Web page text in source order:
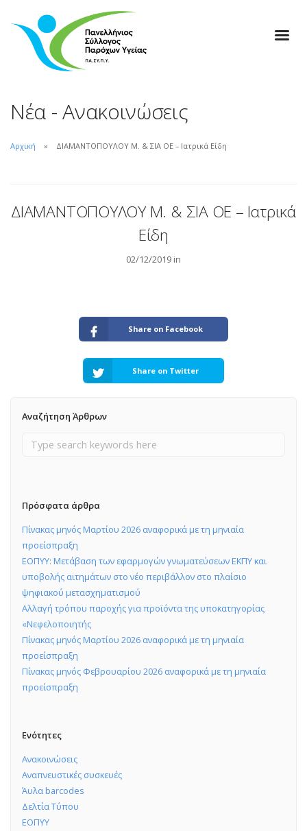
Νέα - Ανακοινώσεις
Αρχική ΔΙΑΜΑΝΤΟΠΟΥΛΟΥ Μ. & ΣΙΑ ΟΕ – Ιατρικά Είδη
ΔΙΑΜΑΝΤΟΠΟΥΛΟΥ Μ. & ΣΙΑ ΟΕ – Ιατρικά
Είδη
02/12/2019 in
Share on Facebook
Share on Twitter
Αναζήτηση Άρθρων
Πρόσφατα άρθρα
Πίνακας μηνός Μαρτίου 2026 αναφορικά με τη μηνιαία
προείσπραξη
ΕΟΠΥΥ: Μετάβαση των εφαρμογών γνωματεύσεων ΕΚΠΥ και
υποβολής αιτημάτων στο νέο περιβάλλον στο πλαίσιο
ψηφιακού μετασχηματισμού
Αλλαγή τρόπου παροχής για προϊόντα της υποκατηγορίας
«Νεφελοποιητής
Πίνακας μηνός Μαρτίου 2026 αναφορικά με τη μηνιαία
προείσπραξη
Πίνακας μηνός Φεβρουαρίου 2026 αναφορικά με τη μηνιαία
προείσπραξη
Ενότητες
Ανακοινώσεις
Αναπνευστικές συσκευές
Άυλα barcodes
Δελτία Τύπου
ΕΟΠΥΥ